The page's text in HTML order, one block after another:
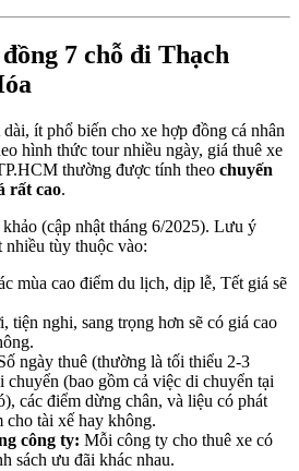
7 chỗ đi Thạch
ít phổ biến cho xe hợp đồng cá nhân
hình thức tour nhiều ngày, giá thuê xe
thường được tính theo chuyến
rất cao.
(cập nhật tháng 6/2025). Lưu ý
nhiều tùy thuộc vào:
mùa cao điểm du lịch, dịp lễ, Tết giá sẽ
tiện nghi, sang trọng hơn sẽ có giá cao
ngày thuê (thường là tối thiểu 2-3
chuyển (bao gồm cả việc di chuyển tại
các điểm dừng chân, và liệu có phát
tài xế hay không.
công ty: Mỗi công ty cho thuê xe có
sách ưu đãi khác nhau.